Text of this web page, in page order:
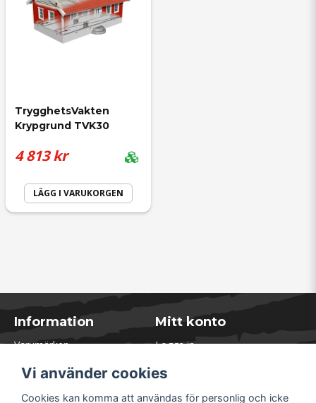
TrygghetsVakten
Krypgrund TVK30
4 813 kr
LÄGG I VARUKORGEN
Information
Varumärken
Kontakta oss
Mitt konto
Logga in
Glömt lösenord?
Vi använder cookies
Cookies kan komma att användas för personlig och icke